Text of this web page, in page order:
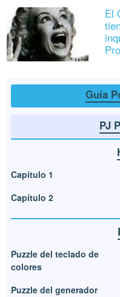
El
Guía
PJ
Capítulo 1
Capítulo 2
Puzzle del teclado de
colores
Puzzle del generador